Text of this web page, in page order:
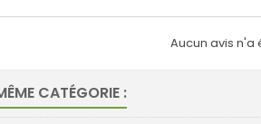
Aucun avis n'a
CATÉGORIE :